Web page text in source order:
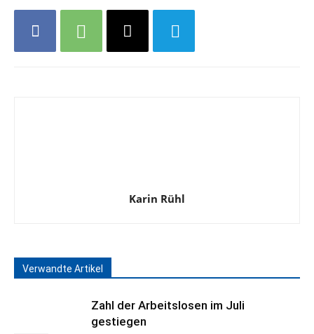
Karin Rühl
Verwandte Artikel
Zahl der Arbeitslosen im Juli
gestiegen